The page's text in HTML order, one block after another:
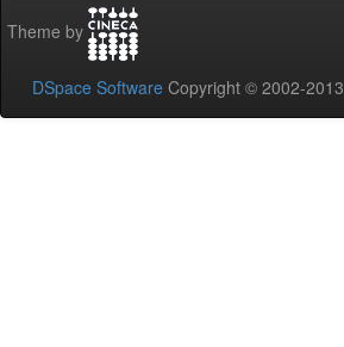
Theme by
DSpace Software Copyright © 2002-2013